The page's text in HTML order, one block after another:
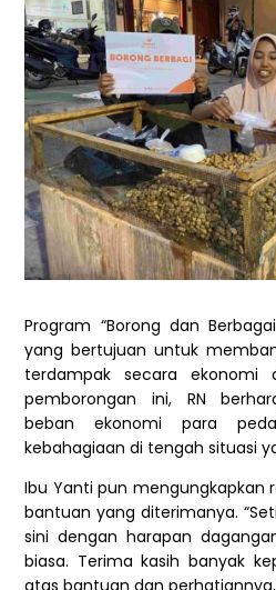
Program “Borong dan
yang bertujuan untuk
terdampak secara ekonomi
pemborongan ini, RN
beban ekonomi para
kebahagiaan di tengah situasi
Ibu Yanti pun mengungkapkan
bantuan yang diterimanya.
sini dengan harapan
biasa. Terima kasih banyak
atas bantuan dan